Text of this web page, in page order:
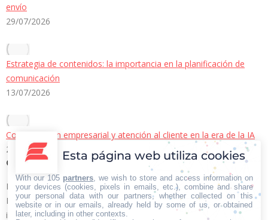
envío
29/07/2026
Estrategia de contenidos: la importancia en la planificación de
comunicación
13/07/2026
Comunicación empresarial y atención al cliente en la era de la IA
22/06/2026
Contacto Iberian Press
Principales vías de contacto:
E-mail:
info@iberianpress.es
Esta página web utiliza cookies
With our 105 partners , we wish to store and access information on
your devices (cookies, pixels in emails, etc.), combine and share
your personal data with our partners, whether collected on this
website or in our emails, already held by some of us, or obtained
later, including in other contexts.